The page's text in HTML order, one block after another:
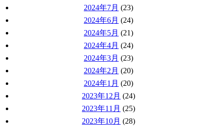
2024年7月 (23)
2024年6月 (24)
2024年5月 (21)
2024年4月 (24)
2024年3月 (23)
2024年2月 (20)
2024年1月 (20)
2023年12月 (24)
2023年11月 (25)
2023年10月 (28)